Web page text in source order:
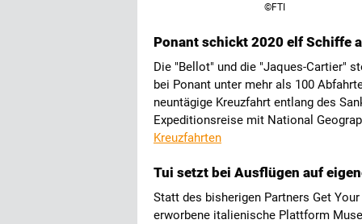
©FTI
Ponant schickt 2020 elf Schiffe
Die "Bellot" und die "Jaques-Cartier"
bei Ponant unter mehr als 100
neuntägige Kreuzfahrt entlang des
Expeditionsreise mit National
Kreuzfahrten
Tui setzt bei Ausflügen auf
Statt des bisherigen Partners Get
erworbene italienische Plattform